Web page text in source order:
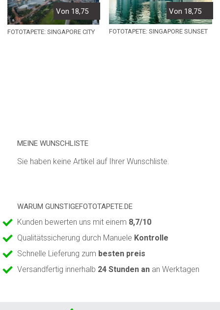
Von 18,75
FOTOTAPETE: SINGAPORE CITY
Von 18,75
FOTOTAPETE: SINGAPORE SUNSET
MEINE WUNSCHLISTE
Sie haben keine Artikel auf Ihrer Wunschliste.
WARUM GUNSTIGEFOTOTAPETE.DE
Kunden bewerten uns mit einem 8,7/10
Qualitätssicherung durch Manuele Kontrolle
Schnelle Lieferung zum besten preis
Versandfertig innerhalb 24 Stunden an an Werktagen